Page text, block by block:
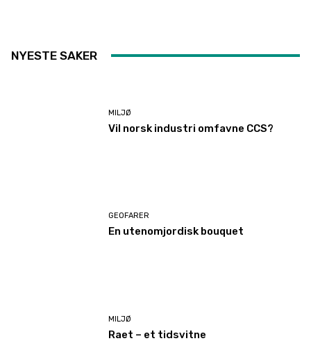
NYESTE SAKER
MILJØ
Vil norsk industri omfavne CCS?
GEOFARER
En utenomjordisk bouquet
MILJØ
Raet – et tidsvitne